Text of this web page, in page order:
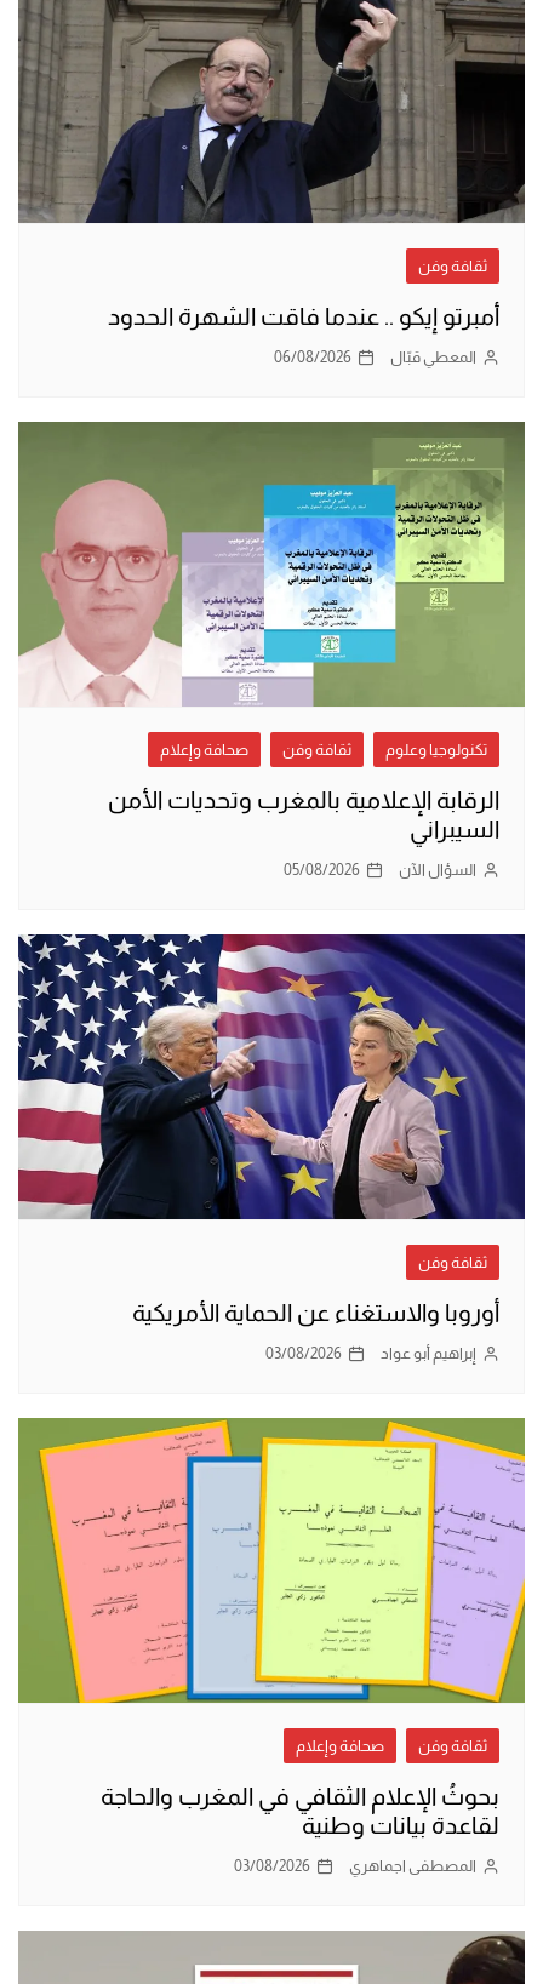
ثقافة وفن
أمبرتو إيكو .. عندما فاقت الشهرة الحدود
المعطي قبّال 06/08/2026
تكنولوجيا وعلوم ثقافة وفن صحافة وإعلام
الرقابة الإعلامية بالمغرب وتحديات الأمن
السيبراني
السؤال الآن 05/08/2026
ثقافة وفن
أوروبا والاستغناء عن الحماية الأمريكية
إبراهيم أبو عواد 03/08/2026
ثقافة وفن صحافة وإعلام
بحوثُ الإعلام الثقافي في المغرب والحاجة
لقاعدة بيانات وطنية
المصطفى اجماهري 03/08/2026